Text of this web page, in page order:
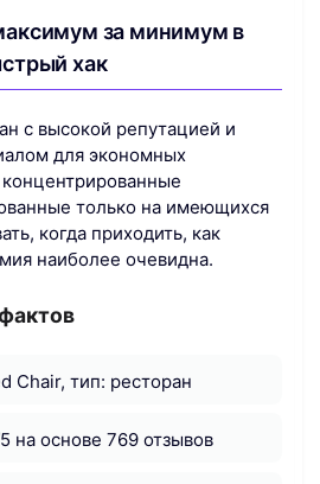
за минимум в
хак
с высокой репутацией и
для экономных
только на имеющихся
когда приходить, как
наиболее очевидна.
Chair, тип: ресторан
на основе 769 отзывов